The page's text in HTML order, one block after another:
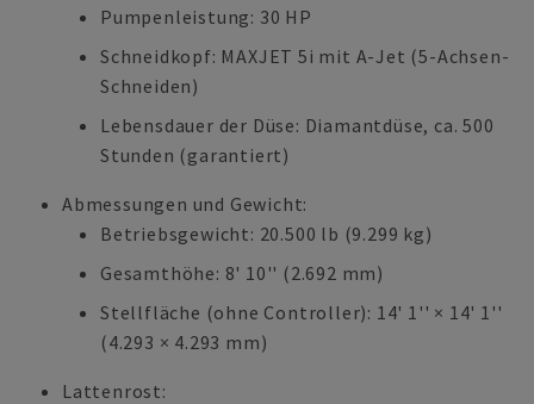
Pumpenleistung: 30 HP
Schneidkopf: MAXJET 5i mit A-Jet (5-Achsen-
Schneiden)
Lebensdauer der Düse: Diamantdüse, ca. 500
Stunden (garantiert)
Abmessungen und Gewicht:
Betriebsgewicht: 20.500 lb (9.299 kg)
Gesamthöhe: 8' 10'' (2.692 mm)
Stellfläche (ohne Controller): 14' 1'' × 14' 1''
(4.293 × 4.293 mm)
Lattenrost: